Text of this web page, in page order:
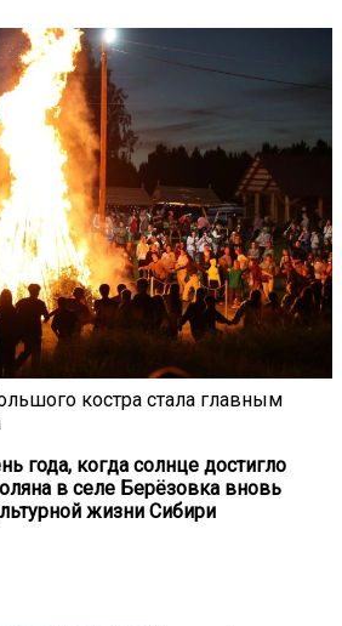
костра стала главным
года, когда солнце достигло
в селе Берёзовка вновь
жизни Сибири